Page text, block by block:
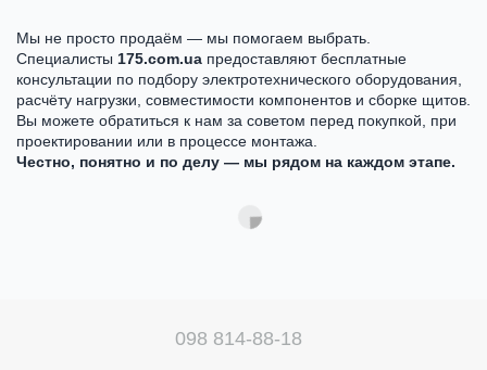
Мы не просто продаём — мы помогаем выбрать.
Специалисты 175.com.ua предоставляют бесплатные
консультации по подбору электротехнического оборудования,
расчёту нагрузки, совместимости компонентов и сборке щитов.
Вы можете обратиться к нам за советом перед покупкой, при
проектировании или в процессе монтажа.
Честно, понятно и по делу — мы рядом на каждом этапе.
098 814-88-18